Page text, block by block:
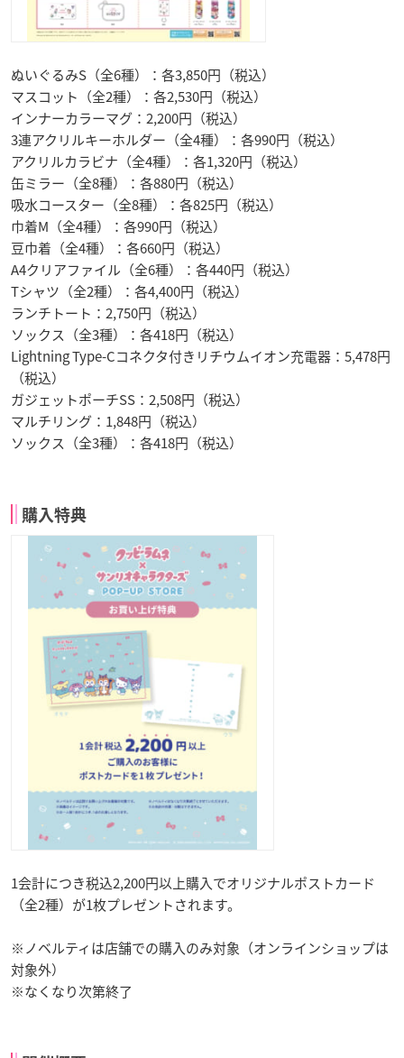
ぬいぐるみS（全6種）：各3,850円（税込）
マスコット（全2種）：各2,530円（税込）
インナーカラーマグ：2,200円（税込）
3連アクリルキーホルダー（全4種）：各990円（税込）
アクリルカラビナ（全4種）：各1,320円（税込）
缶ミラー（全8種）：各880円（税込）
吸水コースター（全8種）：各825円（税込）
巾着M（全4種）：各990円（税込）
豆巾着（全4種）：各660円（税込）
A4クリアファイル（全6種）：各440円（税込）
Tシャツ（全2種）：各4,400円（税込）
ランチトート：2,750円（税込）
ソックス（全3種）：各418円（税込）
Lightning Type-Cコネクタ付きリチウムイオン充電器：5,478円
（税込）
ガジェットポーチSS：2,508円（税込）
マルチリング：1,848円（税込）
ソックス（全3種）：各418円（税込）
購入特典
1会計につき税込2,200円以上購入でオリジナルポストカード
（全2種）が1枚プレゼントされます。
※ノベルティは店舗での購入のみ対象（オンラインショップは
対象外）
※なくなり次第終了